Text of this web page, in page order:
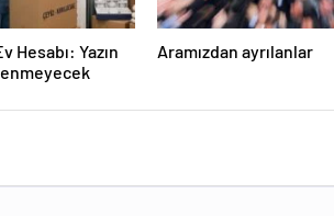
Hesabı: Yazın
Aramızdan ayrılanlar